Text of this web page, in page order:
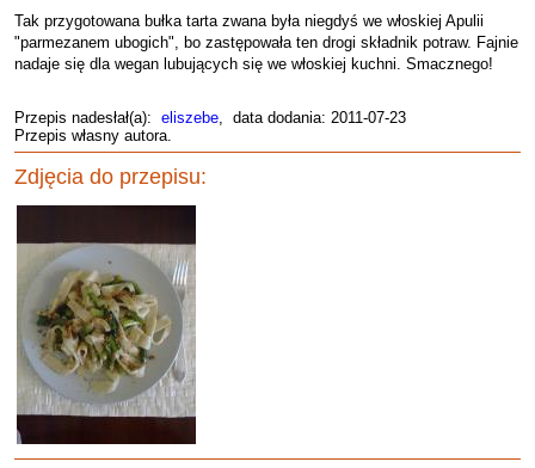
Tak przygotowana bułka tarta zwana była niegdyś we włoskiej Apulii
"parmezanem ubogich", bo zastępowała ten drogi składnik potraw. Fajnie
nadaje się dla wegan lubujących się we włoskiej kuchni. Smacznego!
Przepis nadesłał(a): eliszebe, data dodania: 2011-07-23
Przepis własny autora.
Zdjęcia do przepisu: